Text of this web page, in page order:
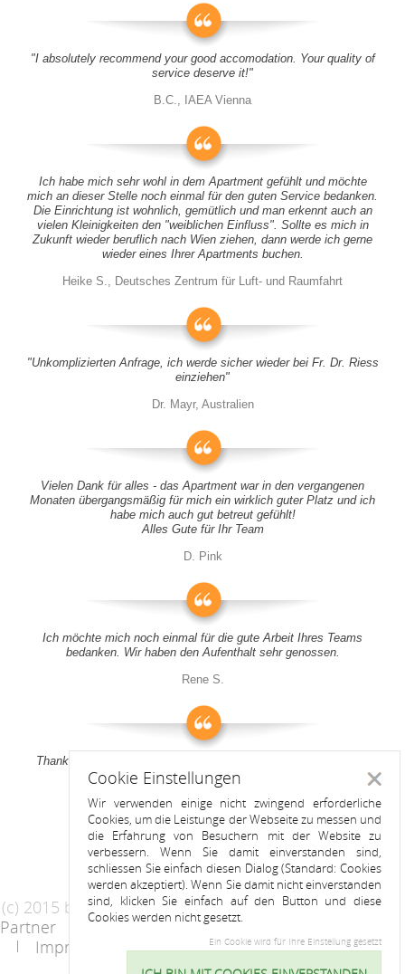
"I absolutely recommend your good accomodation. Your quality of
service deserve it!"
B.C., IAEA Vienna
Ich habe mich sehr wohl in dem Apartment gefühlt und möchte
mich an dieser Stelle noch einmal für den guten Service bedanken.
Die Einrichtung ist wohnlich, gemütlich und man erkennt auch an
vielen Kleinigkeiten den "weiblichen Einfluss". Sollte es mich in
Zukunft wieder beruflich nach Wien ziehen, dann werde ich gerne
wieder eines Ihrer Apartments buchen.
Heike S., Deutsches Zentrum für Luft- und Raumfahrt
"Unkomplizierten Anfrage, ich werde sicher wieder bei Fr. Dr. Riess
einziehen"
Dr. Mayr, Australien
Vielen Dank für alles - das Apartment war in den vergangenen
Monaten übergangsmäßig für mich ein wirklich guter Platz und ich
habe mich auch gut betreut gefühlt!
Alles Gute für Ihr Team
D. Pink
Ich möchte mich noch einmal für die gute Arbeit Ihres Teams
bedanken. Wir haben den Aufenthalt sehr genossen.
Rene S.
Thank you all for your support! It was a pleasure to stay at your
apartment
Anitah S.
(c) 2015 by Riess Apartments
Partner
AGB
Datenschutzerklärung
Impressum
Kontakt
Cookie Einstellungen
Wir verwenden einige nicht zwingend erforderliche
Cookies, um die Leistunge der Webseite zu messen und
die Erfahrung von Besuchern mit der Website zu
verbessern. Wenn Sie damit einverstanden sind,
schliessen Sie einfach diesen Dialog (Standard: Cookies
werden akzeptiert). Wenn Sie damit nicht einverstanden
sind, klicken Sie einfach auf den Button und diese
Cookies werden nicht gesetzt.
Ein Cookie wird für Ihre Einstellung gesetzt